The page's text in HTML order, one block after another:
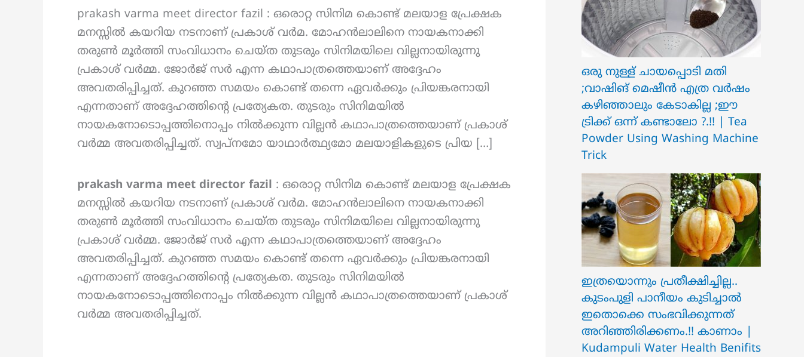
prakash varma meet director fazil : ഒരൊറ്റ സിനിമ കൊണ്ട് മലയാള പ്രേക്ഷക
മനസ്സിൽ കയറിയ നടനാണ് പ്രകാശ് വര്‍മ. മോഹൻലാലിനെ നായകനാക്കി
തരുൺ മൂർത്തി സംവിധാനം ചെയ്ത തുടരും സിനിമയിലെ വില്ലനായിരുന്നു
പ്രകാശ് വർമ്മ. ജോർജ് സർ എന്ന കഥാപാത്രത്തെയാണ് അദ്ദേഹം
അവതരിപ്പിച്ചത്. കുറഞ്ഞ സമയം കൊണ്ട് തന്നെ ഏവർക്കും പ്രിയങ്കരനായി
എന്നതാണ് അദ്ദേഹത്തിന്റെ പ്രത്യേകത. തുടരും സിനിമയിൽ
നായകനോടൊപ്പത്തിനൊപ്പം നിൽക്കുന്ന വില്ലൻ കഥാപാത്രത്തെയാണ് പ്രകാശ്
വർമ്മ അവതരിപ്പിച്ചത്. സ്വപ്നമോ യാഥാർത്ഥ്യമോ മലയാളികളുടെ പ്രിയ […]
prakash varma meet director fazil : ഒരൊറ്റ സിനിമ കൊണ്ട് മലയാള പ്രേക്ഷക
മനസ്സിൽ കയറിയ നടനാണ് പ്രകാശ് വര്‍മ. മോഹൻലാലിനെ നായകനാക്കി
തരുൺ മൂർത്തി സംവിധാനം ചെയ്ത തുടരും സിനിമയിലെ വില്ലനായിരുന്നു
പ്രകാശ് വർമ്മ. ജോർജ് സർ എന്ന കഥാപാത്രത്തെയാണ് അദ്ദേഹം
അവതരിപ്പിച്ചത്. കുറഞ്ഞ സമയം കൊണ്ട് തന്നെ ഏവർക്കും പ്രിയങ്കരനായി
എന്നതാണ് അദ്ദേഹത്തിന്റെ പ്രത്യേകത. തുടരും സിനിമയിൽ
നായകനോടൊപ്പത്തിനൊപ്പം നിൽക്കുന്ന വില്ലൻ കഥാപാത്രത്തെയാണ് പ്രകാശ്
വർമ്മ അവതരിപ്പിച്ചത്.
ഒരു നുള്ള് ചായപ്പൊടി മതി
;വാഷിങ് മെഷീൻ എത്ര വർഷം
കഴിഞ്ഞാലും കേടാകില്ല ;ഈ
ട്രിക്ക് ഒന്ന് കണ്ടാലോ ?.!! | Tea
Powder Using Washing Machine
Trick
ഇത്രയൊന്നും പ്രതീക്ഷിച്ചില്ല..
ക‍ു‌ടംപുളി പാനീയം കുടിച്ചാൽ
ഇതൊക്കെ സംഭവിക്കുന്നത്
അറിഞ്ഞിരിക്കണം.!! കാണാം |
Kudampuli Water Health Benifits